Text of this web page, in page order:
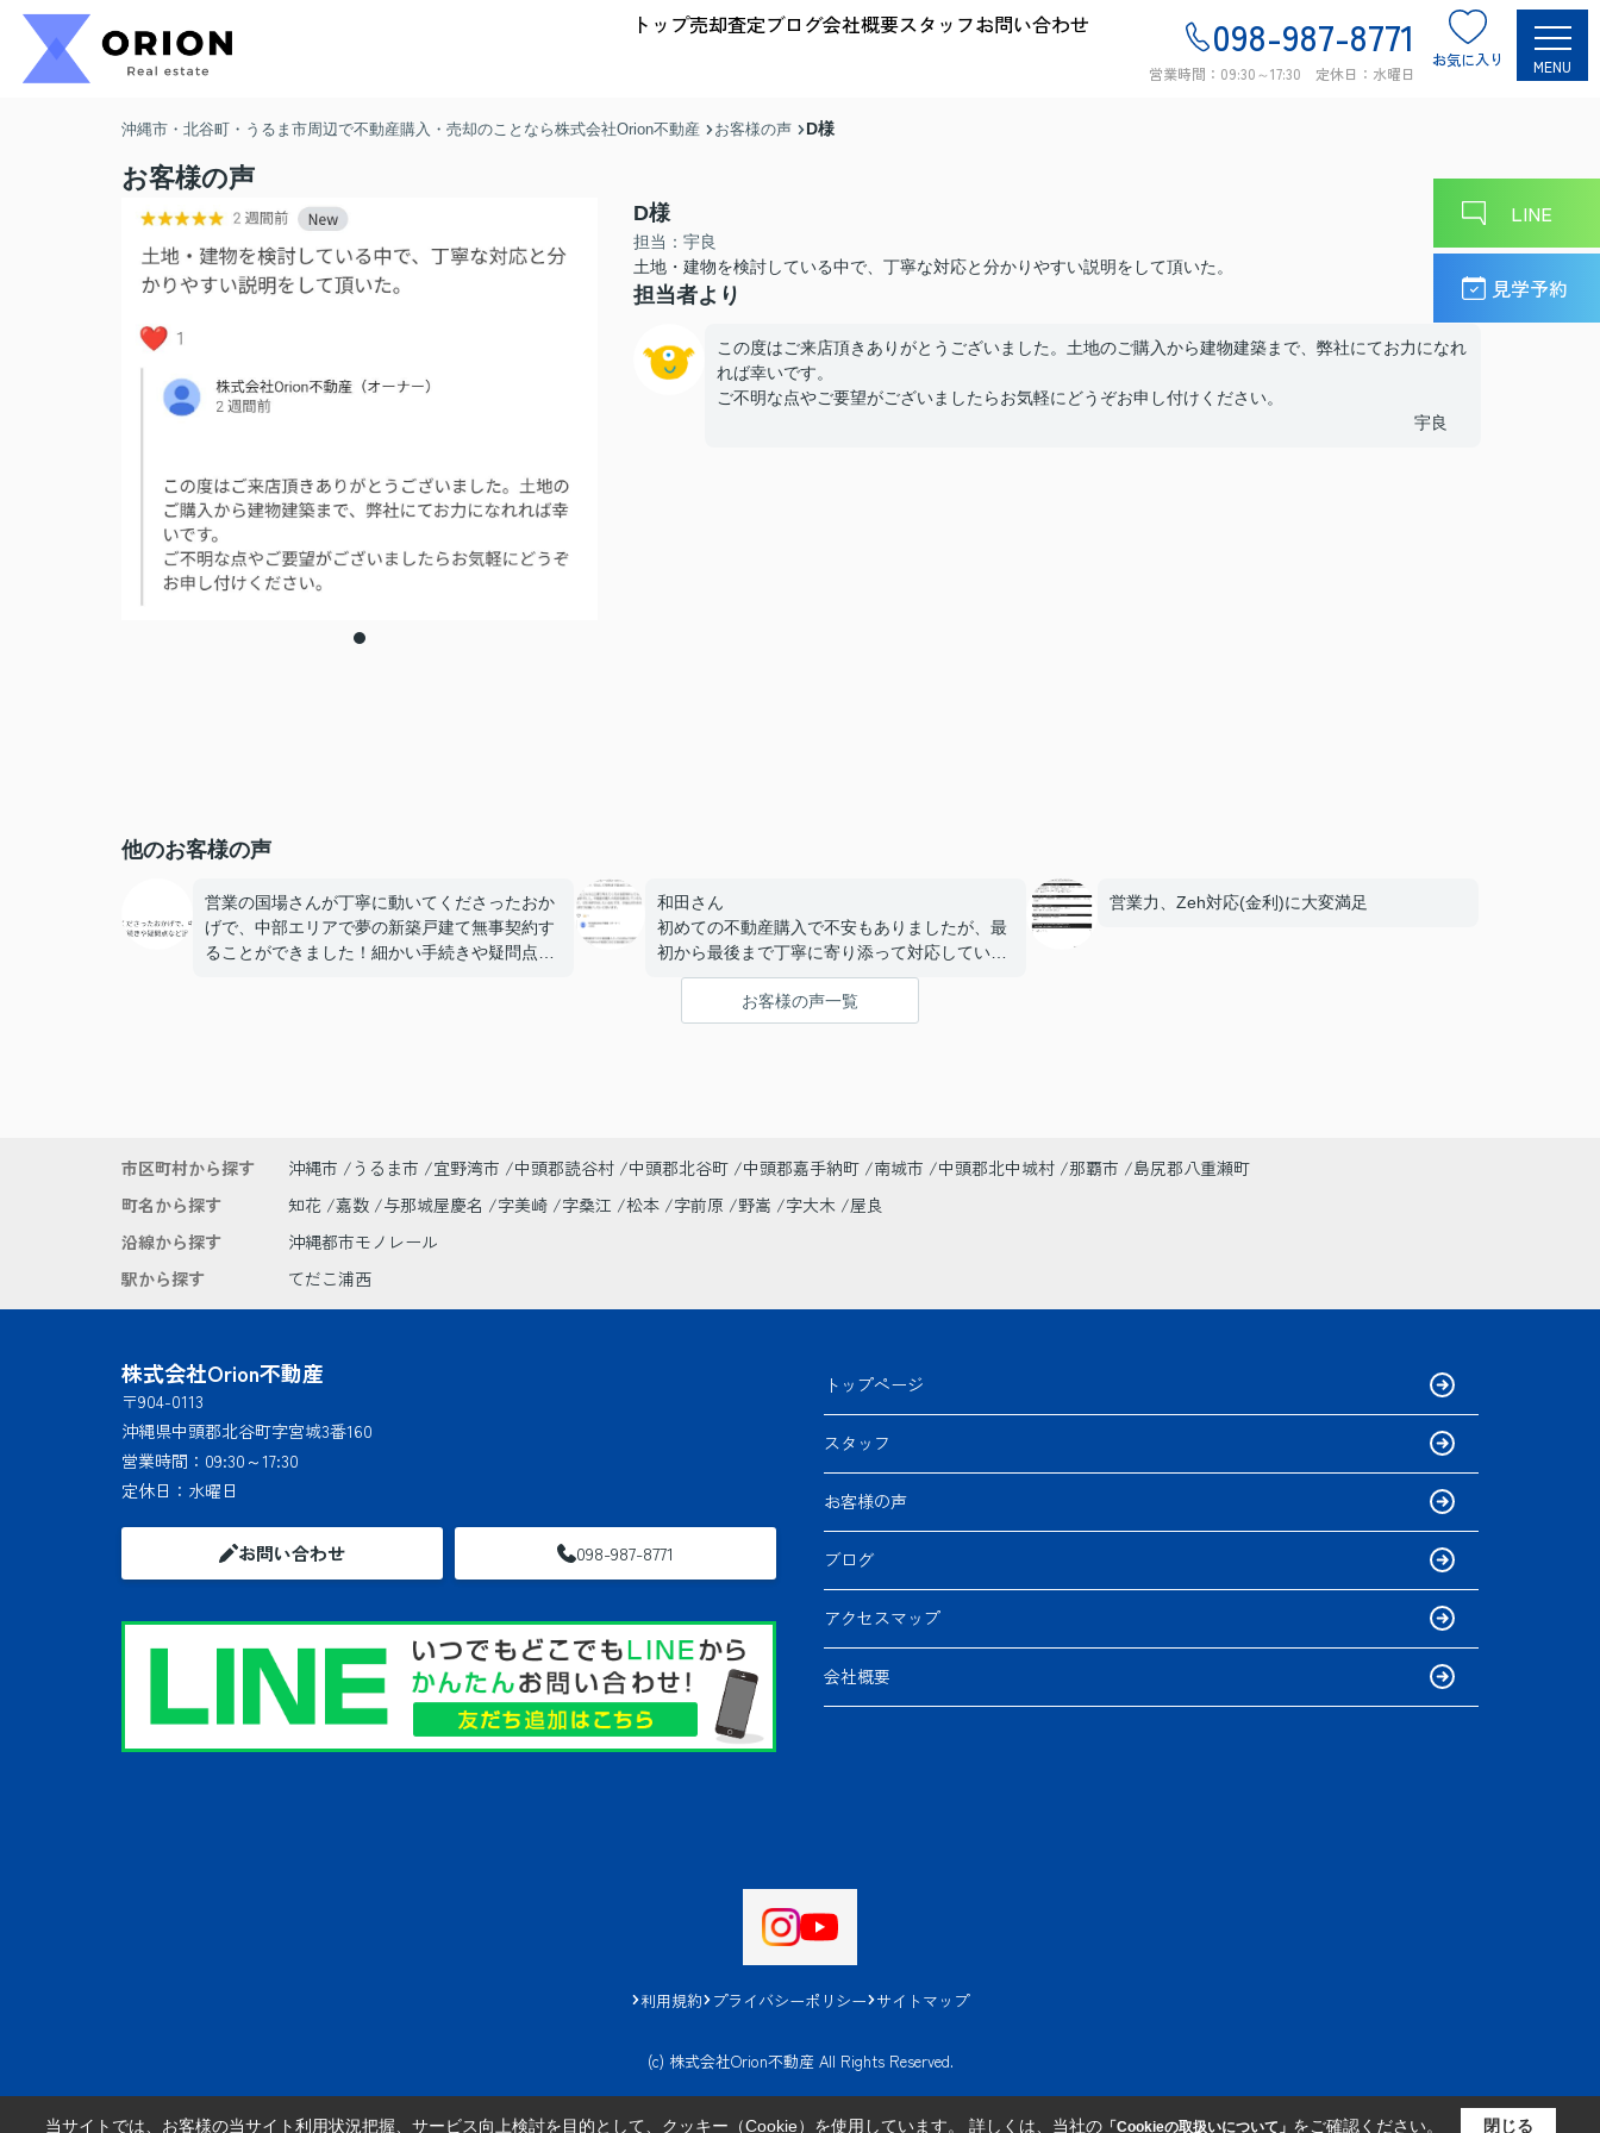
トップ売却査定ブログ会社概要スタッフお問い合わせ 098-987-8771
営業時間：09:30～17:30 定休日：水曜日
お気に入り MENU
LINE
見学予約
沖縄市・北谷町・うるま市周辺で不動産購入・売却のことなら株式会社Orion不動産 お客様の声 D様
お客様の声
D様
担当：宇良
土地・建物を検討している中で、丁寧な対応と分かりやすい説明をして頂いた。
担当者より
この度はご来店頂きありがとうございました。土地のご購入から建物建築まで、弊社にてお力になれ
れば幸いです。
ご不明な点やご要望がございましたらお気軽にどうぞお申し付けください。
宇良
他のお客様の声
営業の国場さんが丁寧に動いてくださったおか
げで、中部エリアで夢の新築戸建て無事契約す
ることができました！細かい手続きや疑問点な
和田さん
初めての不動産購入で不安もありましたが、最
初から最後まで丁寧に寄り添って対応していた
だありがとうございました。
分からないことにも一つひとつ分かりやすく説
明してくださり、安心して契約まで進めること
営業力、Zeh対応(金利)に大変満足
お客様の声一覧
市区町村から探す 沖縄市 うるま市 宜野湾市 中頭郡読谷村 中頭郡北谷町 中頭郡嘉手納町 南城市 中頭郡北中城村 那覇市
島尻郡八重瀬町
町名から探す
知花 嘉数 与那城屋慶名 字美崎 字桑江 松本 字前原 野嵩 字大木
屋良
沿線から探す
沖縄都市モノレール
駅から探す
てだこ浦西
株式会社Orion不動産
〒904-0113
沖縄県中頭郡北谷町字宮城3番160
営業時間： 09:30～17:30
定休日： 水曜日
お問い合わせ 098-987-8771
トップページ
スタッフ
お客様の声
ブログ
アクセスマップ
会社概要
利用規約 プライバシーポリシー サイトマップ
(c) 株式会社Orion不動産 All Rights Reserved.
当サイトでは、お客様の当サイト利用状況把握、サービス向上検討を目的として、クッキー（Cookie）を使用しています。 詳しくは、当社の「Cookieの取扱いについて」 をご確認ください。 閉じる